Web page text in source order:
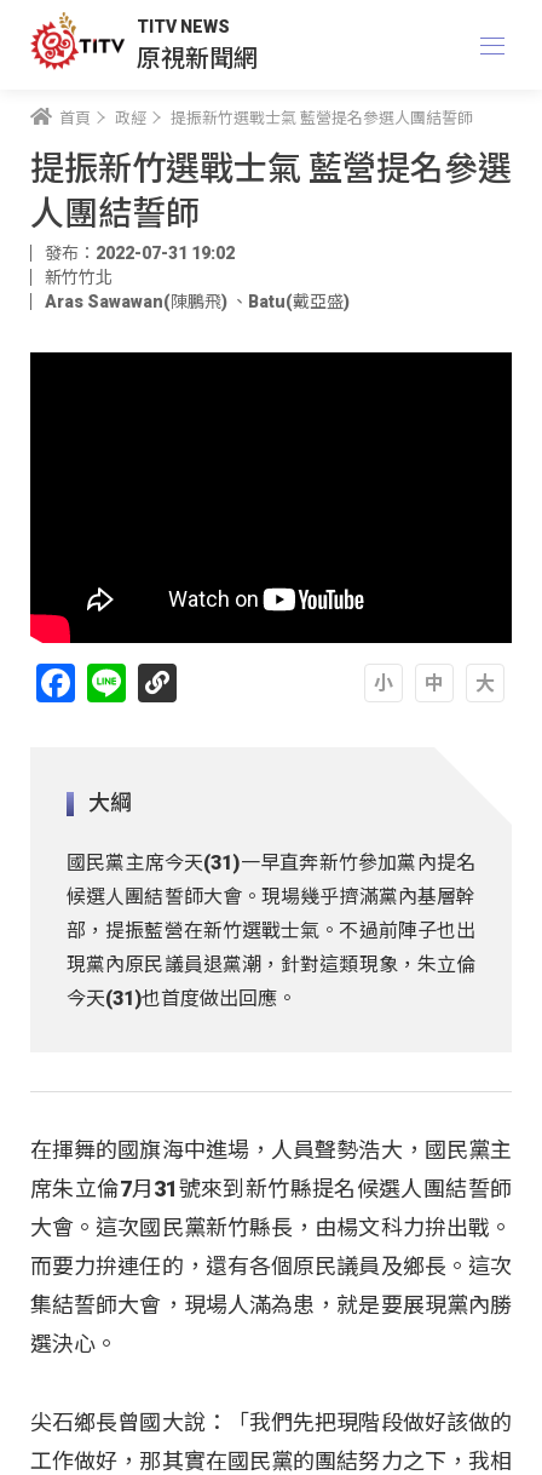
TITV NEWS
原視新聞網
首頁 政經 提振新竹選戰士氣 藍營提名參選人團結誓師
提振新竹選戰士氣 藍營提名參選
人團結誓師
發布：2022-07-31 19:02
新竹竹北
Aras Sawawan(陳鵬飛) 、 Batu(戴亞盛)
Facebook
Line
大綱
國民黨主席今天(31)一早直奔新竹參加黨內提名
候選人團結誓師大會。現場幾乎擠滿黨內基層幹
部，提振藍營在新竹選戰士氣。不過前陣子也出
現黨內原民議員退黨潮，針對這類現象，朱立倫
今天(31)也首度做出回應。
在揮舞的國旗海中進場，人員聲勢浩大，國民黨主
席朱立倫7月31號來到新竹縣提名候選人團結誓師
大會。這次國民黨新竹縣長，由楊文科力拚出戰。
而要力拚連任的，還有各個原民議員及鄉長。這次
集結誓師大會，現場人滿為患，就是要展現黨內勝
選決心。
尖石鄉長曾國大說：「我們先把現階段做好該做的
工作做好，那其實在國民黨的團結努力之下，我相